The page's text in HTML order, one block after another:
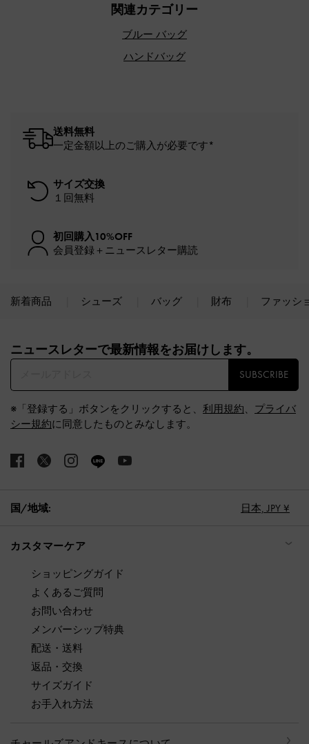
関連カテゴリー
ブルー バッグ
ハンドバッグ
送料無料
一定金額以上のご購入が必要です*
サイズ交換
１回無料
初回購入10%OFF
会員登録＋ニュースレター購読
新着商品 シューズ バッグ 財布 ファッシ
ニュースレターで最新情報をお届けします。​
SUBSCRIBE
※「登録する」ボタンをクリックすると、 利用規約、 プライバ
シー規約に同意したものとみなします。
国/地域: 日本, JPY ¥
カスタマーケア
ショッピングガイド
よくあるご質問
お問い合わせ
メンバーシップ特典
配送・送料
返品・交換
サイズガイド
お手入れ方法